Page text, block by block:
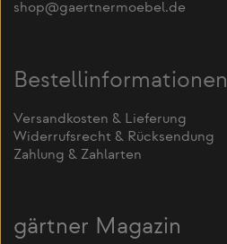
shop@gaertnermoebel.de
Bestellinformationen
Versandkosten & Lieferung
Widerrufsrecht & Rücksendung
Zahlung & Zahlarten
gärtner Magazin